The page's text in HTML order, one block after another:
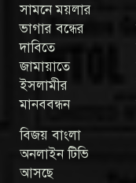
সামনে ময়লার
ভাগার বন্ধের
দাবিতে
জামায়াতে
ইসলামীর
মানববন্ধন
বিজয় বাংলা
অনলাইন টিভি
আসছে